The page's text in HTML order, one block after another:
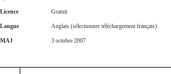
Licence Gratuit
Langue Anglais (sélectionner téléchargement français)
MAJ 3 octobre 2007